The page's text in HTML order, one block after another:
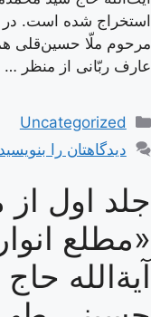
استخراج شده است. در
مرحوم ملّا حسین‌قلی
عارف ربّانی از منظر …
دسته‌ها
Uncategorized
دیدگاهتان را بنویسید
جلد اول
«مطلع
آیة‌الله